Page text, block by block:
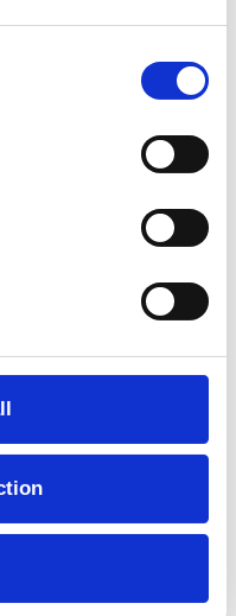
der komme
til træning med et